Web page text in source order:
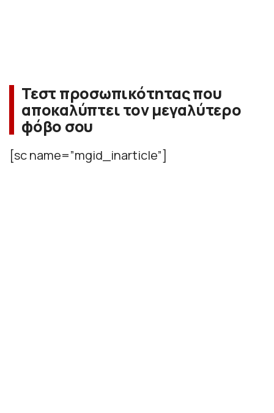
Τεστ προσωπικότητας που
αποκαλύπτει τον μεγαλύτερο
φόβο σου
[sc name=”mgid_inarticle”]